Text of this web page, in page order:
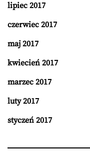
lipiec 2017
czerwiec 2017
maj 2017
kwiecień 2017
marzec 2017
luty 2017
styczeń 2017